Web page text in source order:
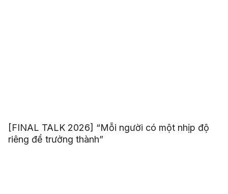
[FINAL TALK 2026] “Mỗi người có một nhịp độ
riêng để trưởng thành”